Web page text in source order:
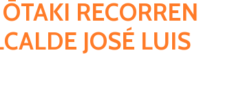
RECORREN
JOSÉ LUIS